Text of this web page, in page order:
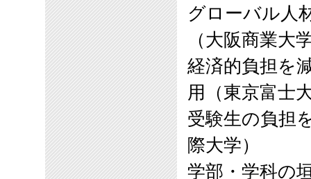
グローバル人
（大阪商業大
経済的負担を
用（東京富士
受験生の負担
際大学）
学部・学科の